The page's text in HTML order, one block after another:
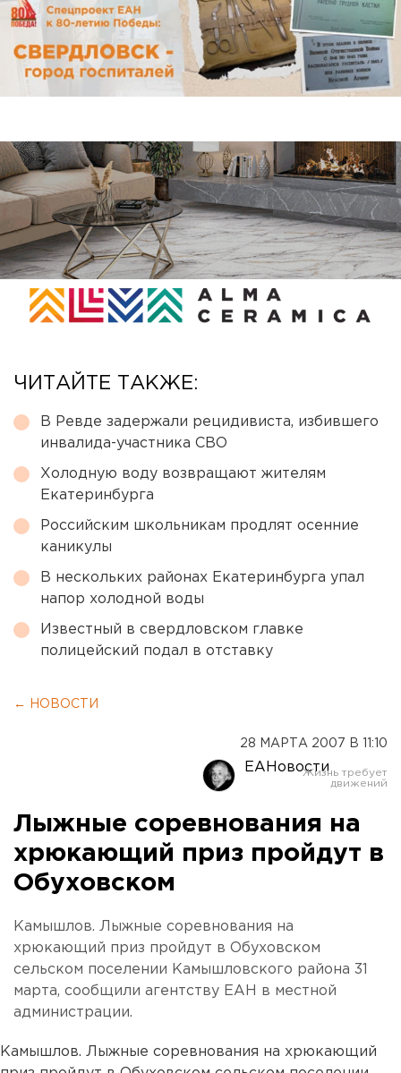
ЧИТАЙТЕ ТАКЖЕ:
В Ревде задержали рецидивиста, избившего
инвалида-участника СВО
Холодную воду возвращают жителям
Екатеринбурга
Российским школьникам продлят осенние
каникулы
В нескольких районах Екатеринбурга упал
напор холодной воды
Известный в свердловском главке
полицейский подал в отставку
← НОВОСТИ
28 МАРТА 2007 В 11:10
ЕАНовости
Лыжные соревнования на
хрюкающий приз пройдут в
Обуховском
Камышлов. Лыжные соревнования на
хрюкающий приз пройдут в Обуховском
сельском поселении Камышловского района 31
марта, сообщили агентству ЕАН в местной
администрации.
Камышлов. Лыжные соревнования на хрюкающий